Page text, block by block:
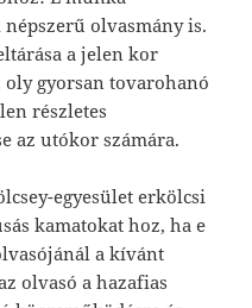
olvasmány is.
a jelen kor
oly gyorsan tovarohanó
részletes
az utókor számára.
egyesület erkölcsi
kamatokat hoz, ha e
a kívánt
olvasó a hazafias